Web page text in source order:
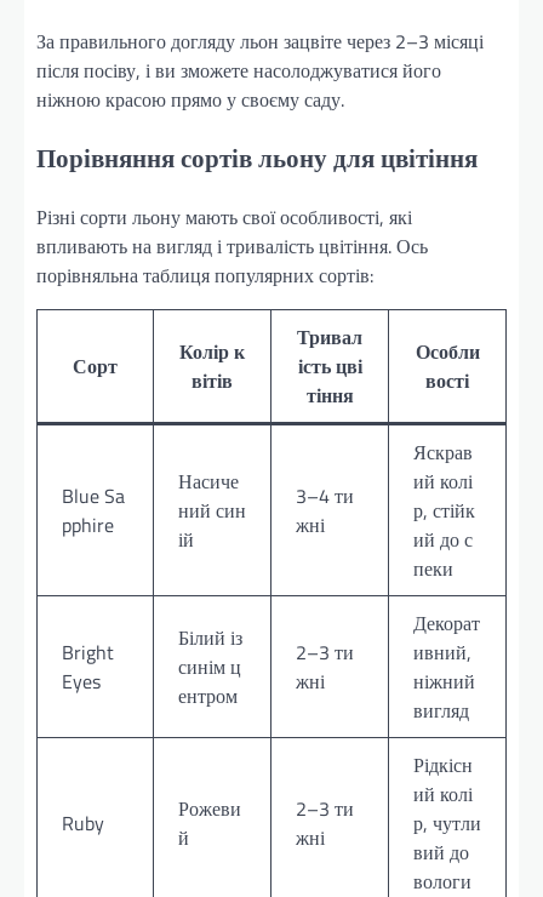
За правильного догляду льон зацвіте через 2–3 місяці
після посіву, і ви зможете насолоджуватися його
ніжною красою прямо у своєму саду.
Порівняння сортів льону для цвітіння
Різні сорти льону мають свої особливості, які
впливають на вигляд і тривалість цвітіння. Ось
порівняльна таблиця популярних сортів:
Сорт
Колір к
вітів
Тривал
ість цві
тіння
Особли
вості
Blue Sa
pphire
Насиче
ний син
ій
3–4 ти
жні
Яскрав
ий колі
р, стійк
ий до с
пеки
Bright
Eyes
Білий із
синім ц
ентром
2–3 ти
жні
Декорат
ивний,
ніжний
вигляд
Ruby
Рожеви
й
2–3 ти
жні
Рідкісн
ий колі
р, чутли
вий до
вологи